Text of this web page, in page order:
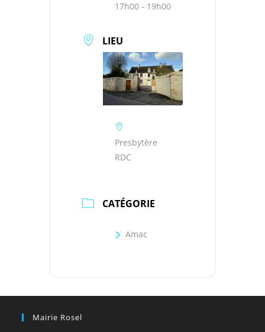
17h00 - 19h00
LIEU
Presbytère
RDC
CATÉGORIE
Amac
Mairie Rosel